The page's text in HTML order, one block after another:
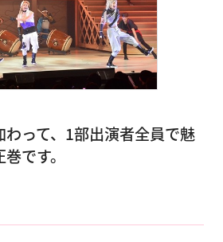
って、1部出演者全員で魅
です。